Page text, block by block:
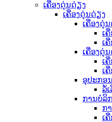
ເຄື່ອງດຸ່ນດ່ຽງ
ເຄື່ອງດຸ່ນດ່ຽງ
ເຄື່ອງດຸ່
ເ
ເ
ເຄື່ອງດຸ່
ເ
ເ
ອຸປະກອ
ລໍ້
ການບໍລິ
ກ
ເ